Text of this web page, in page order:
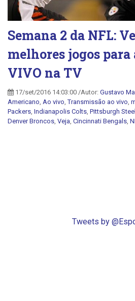
Semana 2 da NFL:
melhores jogos
VIVO na TV
17/set/2016 14:03:00 /Autor: Gustavo
Americano Ao vivo ,Transmissão ao vivo
Packers Indianapolis Colts Pittsburgh
Denver Broncos Veja Cincinnati Bengals
Tweets by